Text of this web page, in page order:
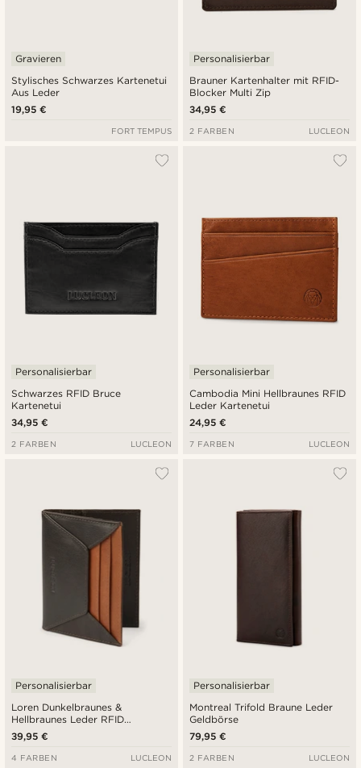
Stylisches Schwarzes Kartenetui
Aus Leder
Gravieren
19,95 €
FORT TEMPUS
Brauner Kartenhalter mit RFID-
Blocker Multi Zip
Personalisierbar
34,95 €
2 FARBEN LUCLEON
Schwarzes RFID Bruce
Kartenetui
Personalisierbar
34,95 €
2 FARBEN LUCLEON
Cambodia Mini Hellbraunes RFID
Leder Kartenetui
Personalisierbar
24,95 €
7 FARBEN LUCLEON
Loren Dunkelbraunes &
Hellbraunes Leder RFID
Kartenetui
Personalisierbar
39,95 €
4 FARBEN LUCLEON
Montreal Trifold Braune Leder
Geldbörse
Personalisierbar
79,95 €
2 FARBEN LUCLEON